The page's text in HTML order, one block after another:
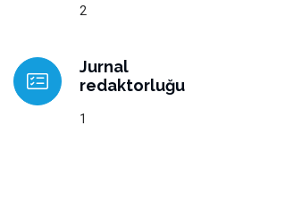
2
Jurnal
redaktorluğu
1